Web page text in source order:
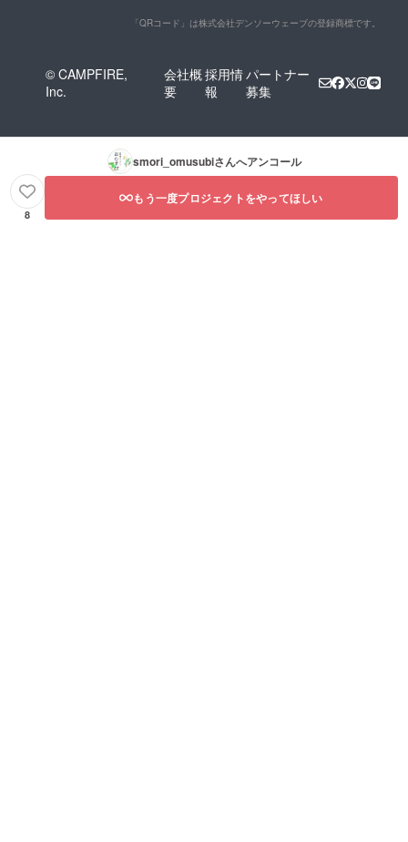
「QRコード」は株式会社デンソーウェーブの登録商標です。
© CAMPFIRE,
Inc.
会社概
要
採用情
報
パートナー
募集
smori_omusubiさんへアンコール
8
もう一度プロジェクトをやってほしい